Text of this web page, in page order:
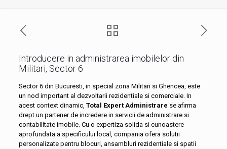
Introducere in administrarea imobilelor din
Militari, Sector 6
Sector 6 din Bucuresti, in special zona Militari si Ghencea, este
un nod important al dezvoltarii rezidentiale si comerciale. In
acest context dinamic, Total Expert Administrare se afirma
drept un partener de incredere in servicii de administrare si
contabilitate imobile. Cu o expertiza solida si cunoastere
aprofundata a specificului local, compania ofera solutii
personalizate pentru blocuri, ansambluri rezidentiale si spatii